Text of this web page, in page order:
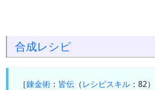
合成レシピ
［錬金術 ： 皆伝 （レシピスキル ：82）